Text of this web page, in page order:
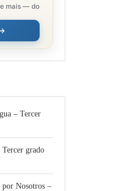
mais — do
– Tercer
grado
por Nosotros –